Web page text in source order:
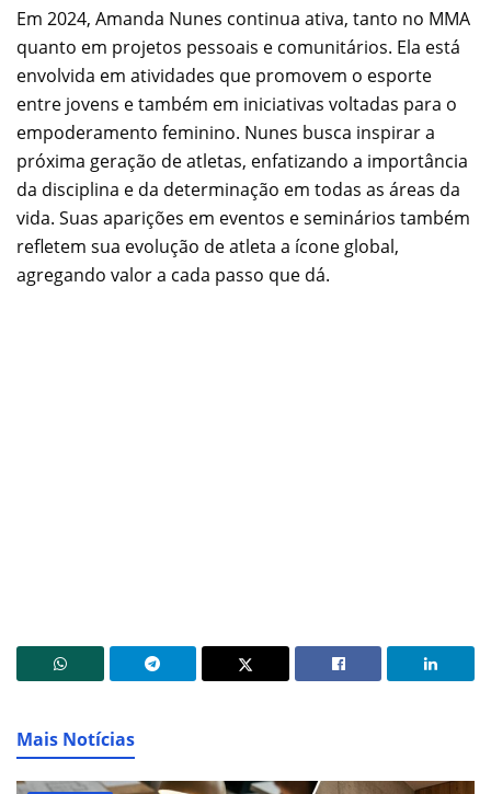
Em 2024, Amanda Nunes continua ativa, tanto no MMA
quanto em projetos pessoais e comunitários. Ela está
envolvida em atividades que promovem o esporte
entre jovens e também em iniciativas voltadas para o
empoderamento feminino. Nunes busca inspirar a
próxima geração de atletas, enfatizando a importância
da disciplina e da determinação em todas as áreas da
vida. Suas aparições em eventos e seminários também
refletem sua evolução de atleta a ícone global,
agregando valor a cada passo que dá.
Mais Notícias